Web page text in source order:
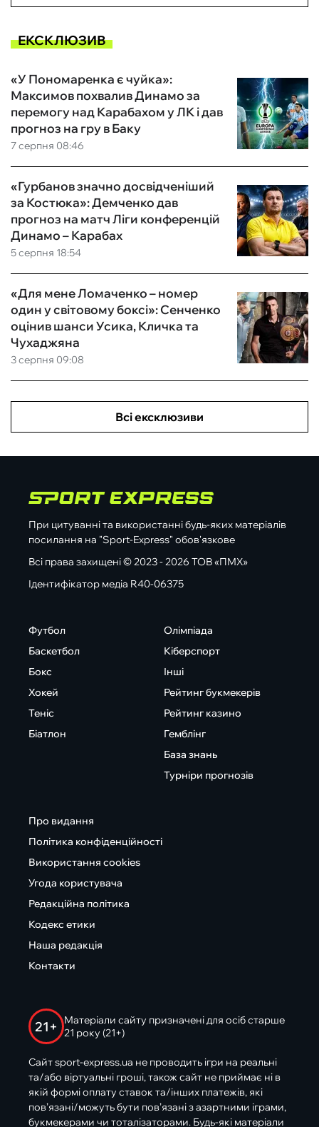
ЕКСКЛЮЗИВ
7 серпня 08:46
«У Пономаренка є чуйка»:
Максимов похвалив Динамо за
перемогу над Карабахом у ЛК і дав
прогноз на гру в Баку
5 серпня 18:54
«Гурбанов значно досвідченіший
за Костюка»: Демченко дав
прогноз на матч Ліги конференцій
Динамо – Карабах
3 серпня 09:08
«Для мене Ломаченко – номер
один у світовому боксі»: Сенченко
оцінив шанси Усика, Кличка та
Чухаджяна
Всі ексклюзиви
При цитуванні та використанні будь-яких матеріалів
посилання на "Sport-Express" обов'язкове
Всі права захищені © 2023 - 2026 ТОВ «ПМХ»
Ідентифікатор медіа R40-06375
Футбол
Баскетбол
Бокс
Хокей
Теніс
Біатлон
Олімпіада
Кіберспорт
Інші
Рейтинг букмекерів
Рейтинг казино
Гемблінг
База знань
Турніри прогнозів
Про видання
Політика конфіденційності
Використання cookies
Угода користувача
Редакційна політика
Кодекс етики
Наша редакція
Контакти
21+
Матеріали сайту призначені для осіб старше
21 року (21+)
Сайт sport-express.ua не проводить ігри на реальні
та/або віртуальні гроші, також сайт не приймає ні в
якій формі оплату ставок та/інших платежів, які
пов’язані/можуть бути пов’язані з азартними іграми,
букмекерами чи тоталізаторами. Будь-які матеріали